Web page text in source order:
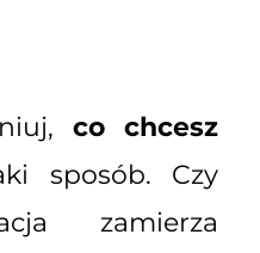
co chcesz
sposób. Czy
zamierza